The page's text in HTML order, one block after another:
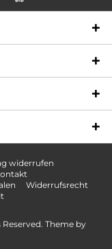
widerrufen
Widerrufsrecht
Theme by